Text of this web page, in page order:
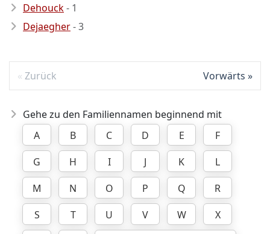
Dehouck- 1
Dejaegher- 3
Zurück Vorwärts
Gehe zu den Familiennamen beginnend mit
A
B C D E
F
G
H I J K
L
M
N O P Q
R
S
T U V W
X